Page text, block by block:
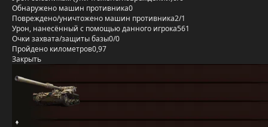
Обнаружено машин противника0
Повреждено/уничтожено машин противника2/1
Урон, нанесённый с помощью данного игрока561
Очки захвата/защиты базы0/0
Пройдено километров0,97
Закрыть